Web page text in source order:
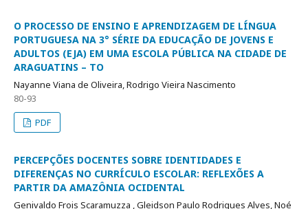
O PROCESSO DE ENSINO E APRENDIZAGEM DE LÍNGUA
PORTUGUESA NA 3° SÉRIE DA EDUCAÇÃO DE JOVENS E
ADULTOS (EJA) EM UMA ESCOLA PÚBLICA NA CIDADE DE
ARAGUATINS – TO
Nayanne Viana de Oliveira, Rodrigo Vieira Nascimento
80-93
PDF
PERCEPÇÕES DOCENTES SOBRE IDENTIDADES E
DIFERENÇAS NO CURRÍCULO ESCOLAR: REFLEXÕES A
PARTIR DA AMAZÔNIA OCIDENTAL
Genivaldo Frois Scaramuzza , Gleidson Paulo Rodrigues Alves, Noé